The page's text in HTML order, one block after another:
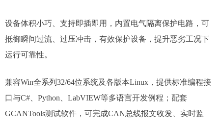
设备体积小巧、支持即插即用，内置电气隔离保护电路，可
抵御瞬间过流、过压冲击，有效保护设备，提升恶劣工况下
运行可靠性。
兼容Win全系列32/64位系统及各版本Linux，提供标准编程接
口与C#、Python、LabVIEW等多语言开发例程；配套
GCANTools测试软件，可完成CAN总线报文收发、实时监